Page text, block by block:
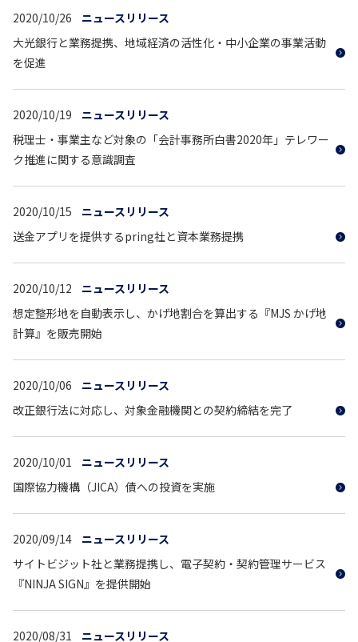
2020/10/26
ニュースリリース
大光銀行と業務提携、地域経済の活性化・中小企業の事業活動
を促進
2020/10/19
ニュースリリース
税理士・事業主など対象の「会計事務所白書2020年」テレワー
ク推進に関する意識調査
2020/10/15
ニュースリリース
送金アプリを提供するpring社と資本業務提携
2020/10/12
ニュースリリース
想定整形地を自動表示し、かげ地割合を算出する『MJS かげ地
計算』を販売開始
2020/10/06
ニュースリリース
改正銀行法に対応し、対象金融機関との契約締結を完了
2020/10/01
ニュースリリース
国際協力機構（JICA）債への投資を実施
2020/09/14
ニュースリリース
サイトビジット社と業務提携し、電子契約・契約管理サービス
『NINJA SIGN』を提供開始
2020/08/31 ニュースリリース